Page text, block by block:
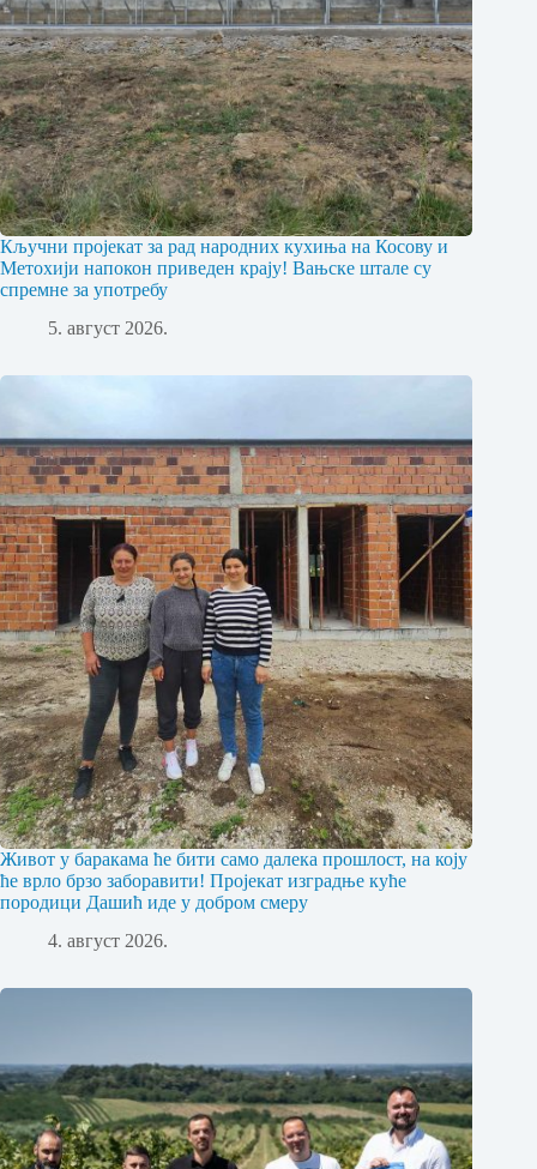
Кључни пројекат за рад народних кухиња на Косову и
Метохији напокон приведен крају! Вањске штале су
спремне за употребу
5. август 2026.
Живот у баракама ће бити само далека прошлост, на коју
ће врло брзо заборавити! Пројекат изградње куће
породици Дашић иде у добром смеру
4. август 2026.